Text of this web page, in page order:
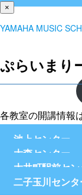
×
YAMAHA MUSIC
ぷらいまり
各教室の開講情報
池上センター
大森センター
大井町駅前セン
二子玉川セン